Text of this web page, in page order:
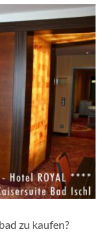
zu kaufen?